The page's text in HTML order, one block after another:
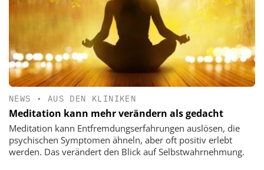
NEWS • AUS DEN KLINIKEN
Meditation kann mehr verändern als gedacht
Meditation kann Entfremdungserfahrungen auslösen, die
psychischen Symptomen ähneln, aber oft positiv erlebt
werden. Das verändert den Blick auf Selbstwahrnehmung.